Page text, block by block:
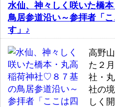
水仙、神々しく咲いた橋
鳥居参道沿い～参拝者「
す」♪
高野
た２
社・
社の
しく